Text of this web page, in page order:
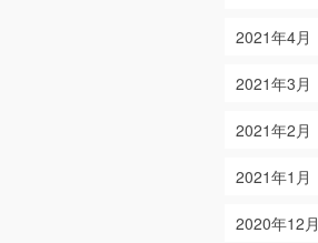
2021年4月
2021年3月
2021年2月
2021年1月
2020年12月